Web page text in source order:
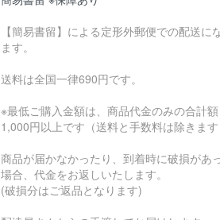
【簡易書留】による定形外郵便での配送に
ます。
送料は全国一律690円です。
※最低ご購入金額は、商品代金のみの合計額
1,000円以上です（送料と手数料は除きます
商品が届かなかったり、到着時に破損があ
場合、代金をお返しいたします。
(破損分はご返品となります)